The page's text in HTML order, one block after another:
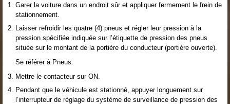
Garer la voiture dans un endroit sûr et appliquer fermement le frein de
stationnement.
Laisser refroidir les quatre (4) pneus et régler leur pression à la
pression spécifiée indiquée sur l’étiquette de pression des pneus
située sur le montant de la portière du conducteur (portière ouverte).
Se référer à Pneus.
Mettre le contacteur sur ON.
Pendant que le véhicule est stationné, appuyer longuement sur
l’interrupteur de réglage du système de surveillance de pression des